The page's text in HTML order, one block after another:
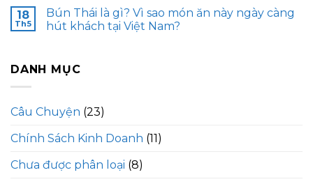
18
Th5
Bún Thái là gì? Vì sao món ăn này ngày càng
hút khách tại Việt Nam?
DANH MỤC
Câu Chuyện (23)
Chính Sách Kinh Doanh (11)
Chưa được phân loại (8)